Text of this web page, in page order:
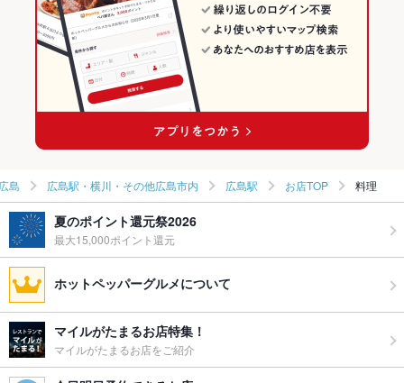
広島駅・横川・その他広島市内 × 和風
広島駅駅 × 創作料理
広島駅駅 × 和風
広島 × 創作料理
広島 × 和風
広島駅の居酒屋ランキング
島 広島駅・横川・その他広島市内 広島駅 お店TOP 料理
夏のポイント還元祭2026
最大15,000ポイント還元
ホットペッパーグルメについて
マイルがたまるお店特集！
マイルがたまるお店をご紹介